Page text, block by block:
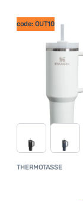
THERMOTASSE
code: OUT10